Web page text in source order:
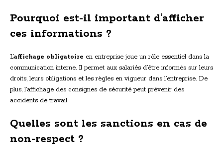
Pourquoi est-il important d’afficher
ces informations ?
L’affichage obligatoire en entreprise joue un rôle essentiel dans la
communication interne. Il permet aux salariés d’être informés sur leurs
droits, leurs obligations et les règles en vigueur dans l’entreprise. De
plus, l’affichage des consignes de sécurité peut prévenir des
accidents de travail.
Quelles sont les sanctions en cas de
non-respect ?